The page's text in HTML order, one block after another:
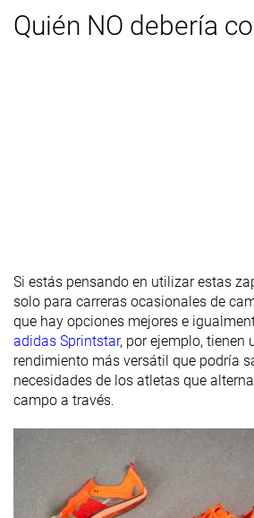
Tirador del
talón
Tirador circular
mediasuela -
antepié
Anchura de la
mediasuela -
talón
Estándar
Ranking #5
Popularity #6 1% inferior #22
Quién NO debería
Si estás pensando en utilizar estas
solo para carreras ocasionales de
que hay opciones mejores e
adidas Sprintstar, por ejemplo, tienen
rendimiento más versátil que podría
necesidades de los atletas que
campo a través.